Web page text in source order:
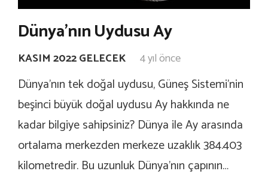
Dünya’nın Uydusu Ay
KASIM 2022 GELECEK 4 yıl önce
Dünya’nın tek doğal uydusu, Güneş Sistemi’nin
beşinci büyük doğal uydusu Ay hakkında ne
kadar bilgiye sahipsiniz? Dünya ile Ay arasında
ortalama merkezden merkeze uzaklık 384.403
kilometredir. Bu uzunluk Dünya’nın çapının…